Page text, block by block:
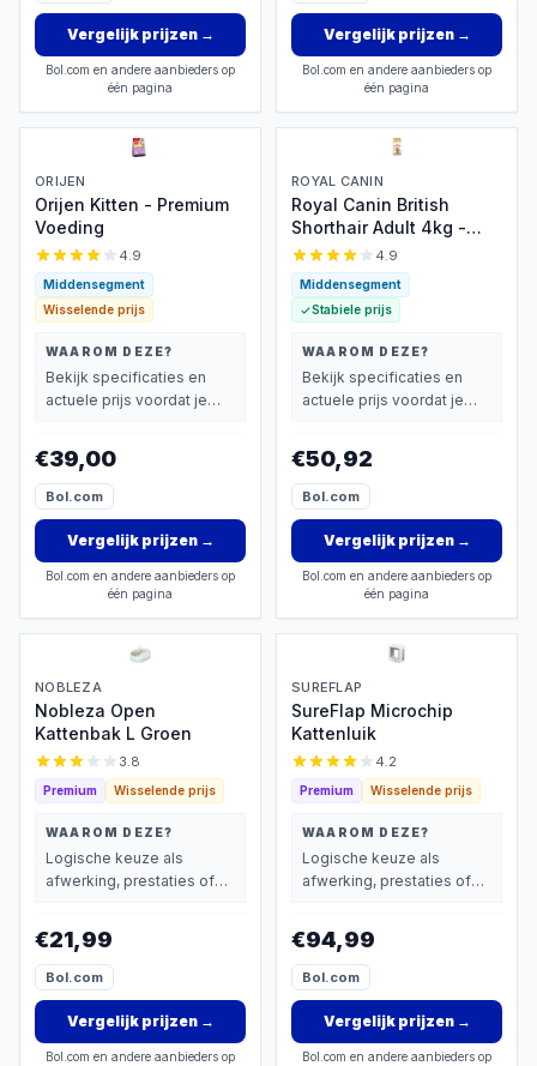
Vergelijk prijzen→
Bol.com en andere aanbieders op
één pagina
Vergelijk prijzen→
Bol.com en andere aanbieders op
één pagina
ORIJEN
Orijen Kitten - Premium
Voeding
4.9
Middensegment
Wisselende prijs
WAAROM DEZE?
Bekijk specificaties en
actuele prijs voordat je
€39,00
Bol.com
Vergelijk prijzen→
Bol.com en andere aanbieders op
één pagina
ROYAL CANIN
Royal Canin British
Shorthair Adult 4kg -
Rasspecifiek droogvoer
4.9
Middensegment
Stabiele prijs
WAAROM DEZE?
Bekijk specificaties en
actuele prijs voordat je
€50,92
Bol.com
Vergelijk prijzen→
Bol.com en andere aanbieders op
één pagina
NOBLEZA
Nobleza Open
Kattenbak L Groen
3.8
Premium Wisselende prijs
WAAROM DEZE?
Logische keuze als
afwerking, prestaties of
€21,99
Bol.com
Vergelijk prijzen→
Bol.com en andere aanbieders op
SUREFLAP
SureFlap Microchip
Kattenluik
4.2
Premium Wisselende prijs
WAAROM DEZE?
Logische keuze als
afwerking, prestaties of
€94,99
Bol.com
Vergelijk prijzen→
Bol.com en andere aanbieders op